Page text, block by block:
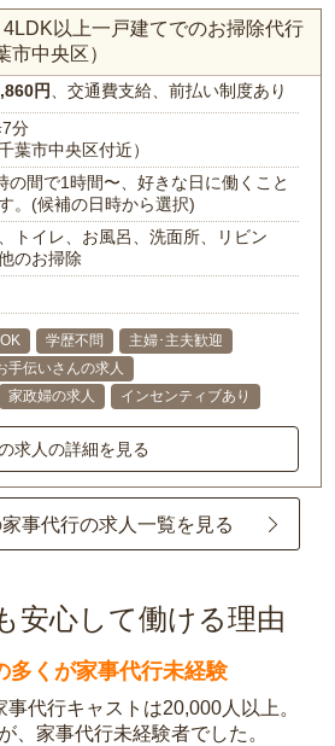
以上一戸建てでのお掃除代行
市中央区）
円 、交通費支給、前払い制度あり
分
葉市中央区付近）
の間で1時間〜、好きな日に働くこと
。(候補の日時から選択)
トイレ、お風呂、洗面所、リビン
のお掃除
学歴不問
主婦･主夫歓迎
手伝いさんの求人
家政婦の求人 インセンティブあり
求人の詳細を見る
事代行の求人一覧を見る
安心して働ける理由
多くが家事代行未経験
代行キャストは20,000人以上。
、家事代行未経験者でした。